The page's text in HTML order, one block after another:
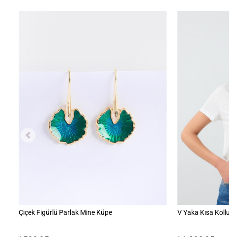
Çiçek Figürlü Parlak Mine Küpe V Yaka Kısa